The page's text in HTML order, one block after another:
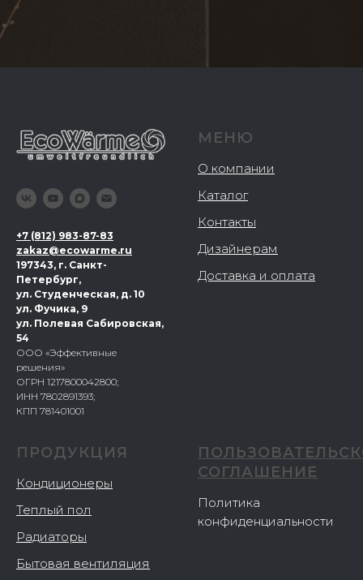
+7 (812) 983-87-83
zakaz@ecowarme.ru
197343, г. Санкт-
Петербург,
ул. Студенческая, д. 10
ул. Фучика, 9
ул. Полевая Сабировская,
54
ООО «Эффективные
решения»
ОГРН 1217800042800;
ИНН 7802891393;
КПП 781401001
МЕНЮ
О компании
Каталог
Контакты
Дизайнерам
Доставка и оплата
ПРОДУКЦИЯ
Кондиционеры
Теплый пол
Радиаторы
Бытовая вентиляция
СОГЛАШЕНИЕ
Политика
конфиденциальности